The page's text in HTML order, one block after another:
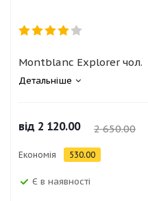
Montblanc Explorer чол.
Детальніше
від 2 120.00 2 650.00
Економія 530.00
Є в наявності